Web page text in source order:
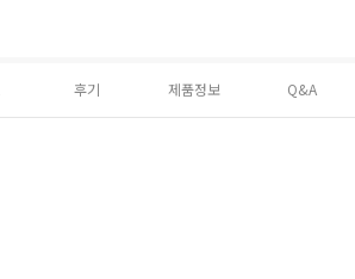
후기 제품정보 Q&A